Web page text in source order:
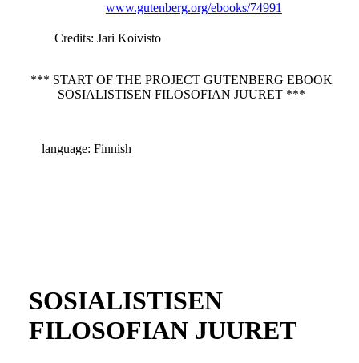
www.gutenberg.org/ebooks/74991
Credits: Jari Koivisto
*** START OF THE PROJECT GUTENBERG EBOOK
SOSIALISTISEN FILOSOFIAN JUURET ***
language: Finnish
SOSIALISTISEN
FILOSOFIAN JUURET